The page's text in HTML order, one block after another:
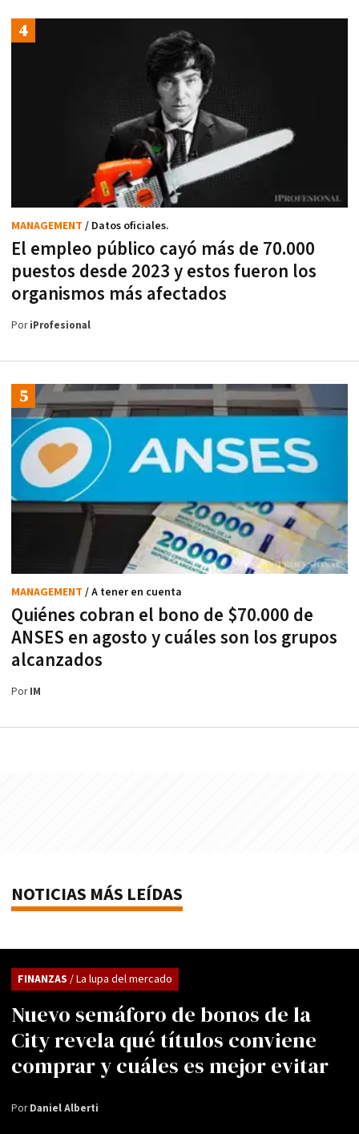
El empleo público cayó más de 70.000
puestos desde 2023 y estos fueron los
organismos más afectados
MANAGEMENT / Datos oficiales.
PoriProfesional
Quiénes cobran el bono de $70.000 de
ANSES en agosto y cuáles son los grupos
alcanzados
MANAGEMENT / A tener en cuenta
PorIM
NOTICIAS MÁS LEÍDAS
Nuevo semáforo de bonos de la
City revela qué títulos conviene
comprar y cuáles es mejor evitar
FINANZAS / La lupa del mercado
PorDaniel Alberti